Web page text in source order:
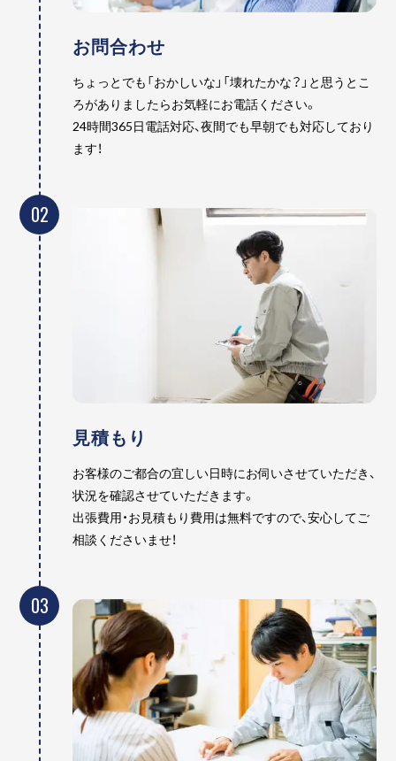
お問合わせ
ちょっとでも「おかしいな」「壊れたかな？」と思うとこ
ろがありましたらお気軽にお電話ください。
24時間365日電話対応、夜間でも早朝でも対応しており
ます！
02
見積もり
お客様のご都合の宜しい日時にお伺いさせていただき、
状況を確認させていただきます。
出張費用・お見積もり費用は無料ですので、安心してご
相談くださいませ！
03